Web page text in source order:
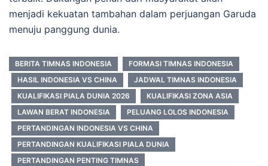
menjadi kekuatan tambahan dalam perjuangan Garuda
menuju panggung dunia.
BERITA TIMNAS INDONESIA
FORMASI TIMNAS INDONESIA
HASIL INDONESIA VS CHINA
JADWAL TIMNAS INDONESIA
KUALIFIKASI PIALA DUNIA 2026
KUALIFIKASI ZONA ASIA
LAWAN BERAT INDONESIA
PELUANG LOLOS INDONESIA
PERTANDINGAN INDONESIA VS CHINA
PERTANDINGAN KUALIFIKASI PIALA DUNIA
PERTANDINGAN PENTING TIMNAS